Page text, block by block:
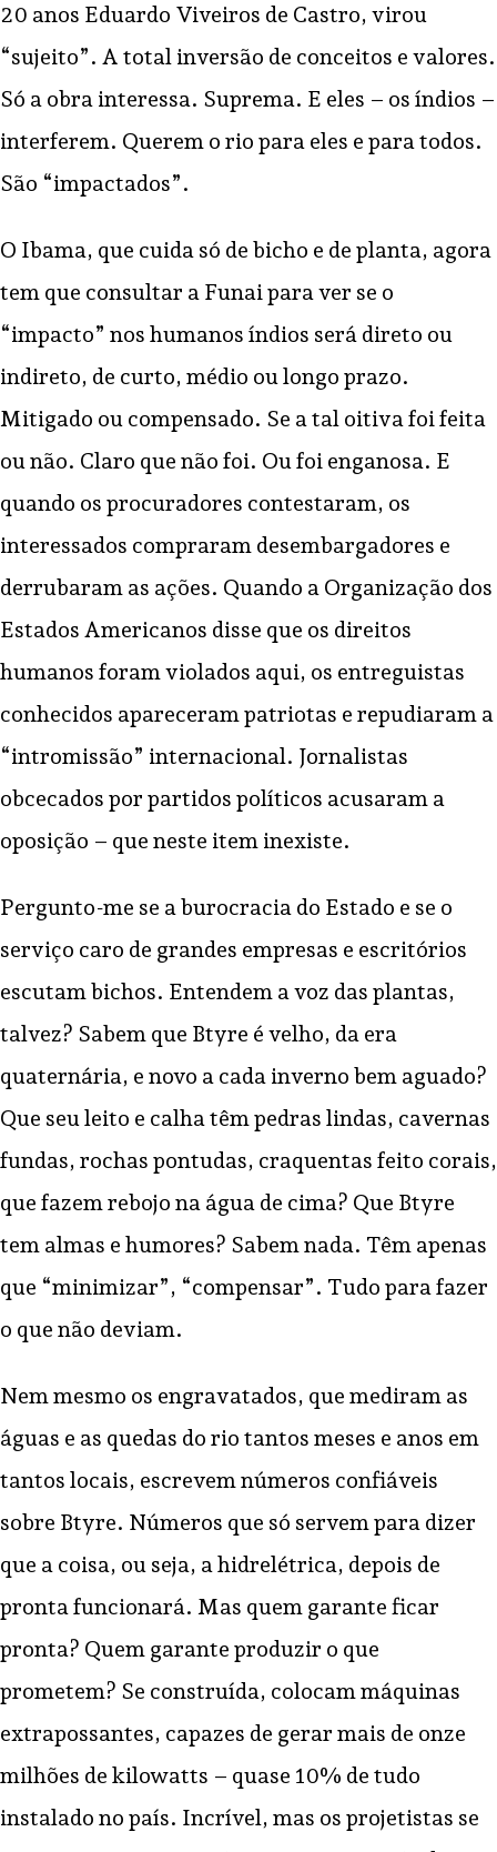
20 anos Eduardo Viveiros de Castro, virou
“sujeito”. A total inversão de conceitos e valores.
Só a obra interessa. Suprema. E eles – os índios –
interferem. Querem o rio para eles e para todos.
São “impactados”.
O Ibama, que cuida só de bicho e de planta, agora
tem que consultar a Funai para ver se o
“impacto” nos humanos índios será direto ou
indireto, de curto, médio ou longo prazo.
Mitigado ou compensado. Se a tal oitiva foi feita
ou não. Claro que não foi. Ou foi enganosa. E
quando os procuradores contestaram, os
interessados compraram desembargadores e
derrubaram as ações. Quando a Organização dos
Estados Americanos disse que os direitos
humanos foram violados aqui, os entreguistas
conhecidos apareceram patriotas e repudiaram a
“intromissão” internacional. Jornalistas
obcecados por partidos políticos acusaram a
oposição – que neste item inexiste.
Pergunto-me se a burocracia do Estado e se o
serviço caro de grandes empresas e escritórios
escutam bichos. Entendem a voz das plantas,
talvez? Sabem que Btyre é velho, da era
quaternária, e novo a cada inverno bem aguado?
Que seu leito e calha têm pedras lindas, cavernas
fundas, rochas pontudas, craquentas feito corais,
que fazem rebojo na água de cima? Que Btyre
tem almas e humores? Sabem nada. Têm apenas
que “minimizar”, “compensar”. Tudo para fazer
o que não deviam.
Nem mesmo os engravatados, que mediram as
águas e as quedas do rio tantos meses e anos em
tantos locais, escrevem números confiáveis
sobre Btyre. Números que só servem para dizer
que a coisa, ou seja, a hidrelétrica, depois de
pronta funcionará. Mas quem garante ficar
pronta? Quem garante produzir o que
prometem? Se construída, colocam máquinas
extrapossantes, capazes de gerar mais de onze
milhões de kilowatts – quase 10% de tudo
instalado no país. Incrível, mas os projetistas se